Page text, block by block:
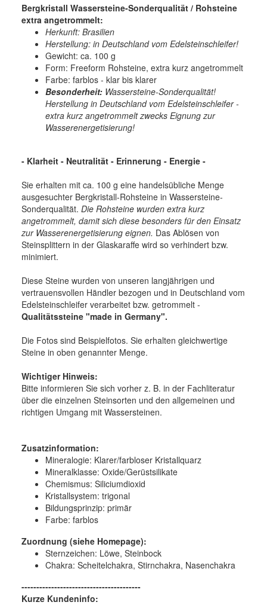
Bergkristall Wassersteine-Sonderqualität / Rohsteine
extra angetrommelt:
Herkunft: Brasilien
Herstellung: in Deutschland vom Edelsteinschleifer!
Gewicht: ca. 100 g
Form: Freeform Rohsteine, extra kurz angetrommelt
Farbe: farblos - klar bis klarer
Besonderheit: Wassersteine-Sonderqualität!
Herstellung in Deutschland vom Edelsteinschleifer -
extra kurz angetrommelt zwecks Eignung zur
Wasserenergetisierung!
- Klarheit - Neutralität - Erinnerung - Energie -
Sie erhalten mit ca. 100 g eine handelsübliche Menge
ausgesuchter Bergkristall-Rohsteine in Wassersteine-
Sonderqualität. Die Rohsteine wurden extra kurz
angetrommelt, damit sich diese besonders für den Einsatz
zur Wasserenergetisierung eignen. Das Ablösen von
Steinsplittern in der Glaskaraffe wird so verhindert bzw.
minimiert.
Diese Steine wurden von unseren langjährigen und
vertrauensvollen Händler bezogen und in Deutschland vom
Edelsteinschleifer verarbeitet bzw. getrommelt -
Qualitätssteine "made in Germany".
Die Fotos sind Beispielfotos. Sie erhalten gleichwertige
Steine in oben genannter Menge.
Wichtiger Hinweis:
Bitte informieren Sie sich vorher z. B. in der Fachliteratur
über die einzelnen Steinsorten und den allgemeinen und
richtigen Umgang mit Wassersteinen.
Zusatzinformation:
Mineralogie: Klarer/farbloser Kristallquarz
Mineralklasse: Oxide/Gerüstsilikate
Chemismus: Siliciumdioxid
Kristallsystem: trigonal
Bildungsprinzip: primär
Farbe: farblos
Zuordnung (siehe Homepage):
Sternzeichen: Löwe, Steinbock
Chakra: Scheitelchakra, Stirnchakra, Nasenchakra
----------------------------------------
Kurze Kundeninfo: